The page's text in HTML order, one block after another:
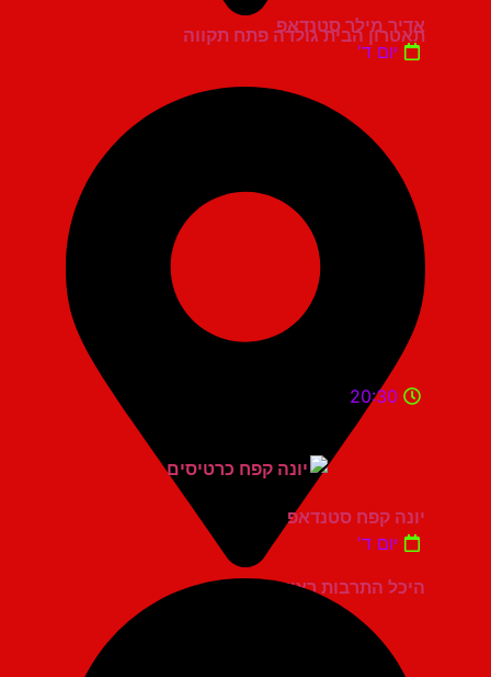
תאטרון הבית גולדה פתח תקווה
אדיר מילר סטנדאפ
יום ד'
היכל התרבות ראשון לציון
20:30
יונה קפח סטנדאפ
יום ד'